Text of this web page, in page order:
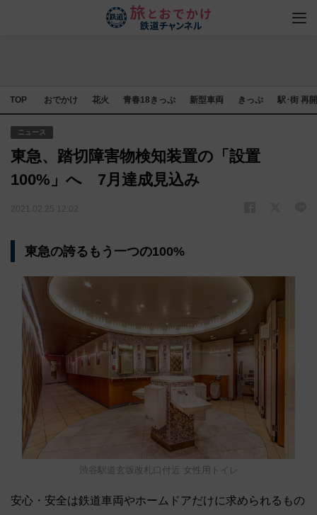
TOP おでかけ 花火 青春18きっぷ 新型車両 きっぷ 駅･街 再
ニュース
東急、踏切障害物検知装置の「設置
100%」へ 7月達成見込み
2021.02.25 12:02
東急の誇るもう一つの100%
渋谷駅道玄坂改札口付近 女性用トイレ
安心・安全は鉄道車両やホームドアだけに求められるもの